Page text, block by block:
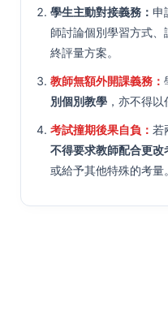
學生主動對接義務： 申
師討論個別學習方式
終評量方案。
教師無額外開課義務：
別個別教學 ，亦不得
考試撞期後果自負： 若
不得要求教師配合更
或給予其他特殊的考量。